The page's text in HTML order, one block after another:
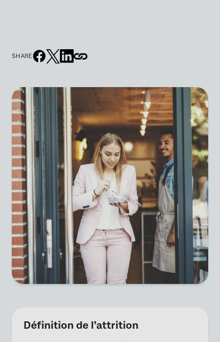
SHARE
Définition de l’attrition